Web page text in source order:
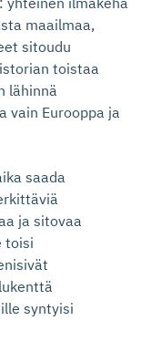
maailmaa,
sitoudu
toistaa
lähinnä
vain Eurooppa ja
saada
ja sitovaa
toisi
syntyisi